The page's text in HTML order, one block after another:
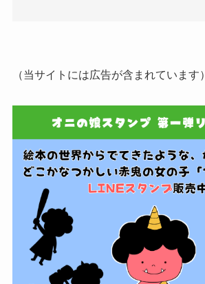
（当サイトには広告が含まれています）